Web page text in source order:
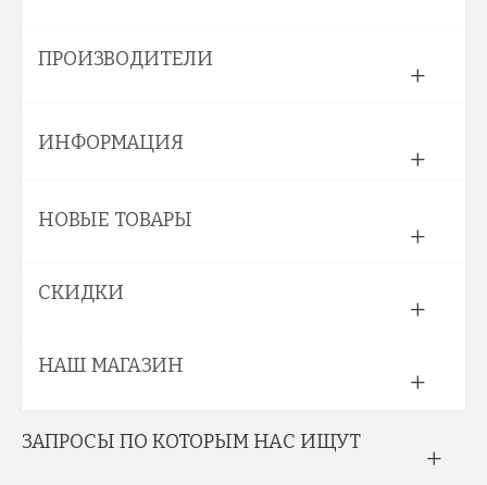
ПРОИЗВОДИТЕЛИ
ИНФОРМАЦИЯ
НОВЫЕ ТОВАРЫ
СКИДКИ
НАШ МАГАЗИН
ЗАПРОСЫ ПО КОТОРЫМ НАС ИЩУТ